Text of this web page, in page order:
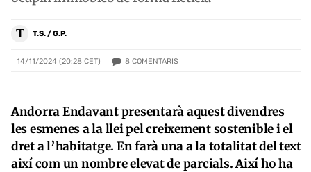
T T.S. / G.P.
14/11/2024 (20:28 CET) 8 COMENTARIS
Andorra Endavant presentarà aquest divendres
les esmenes a la llei pel creixement sostenible i el
dret a l’habitatge. En farà una a la totalitat del text
així com un nombre elevat de parcials. Així ho ha